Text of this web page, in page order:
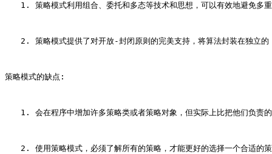
1. 策略模式利用组合、委托和多态等技术和思想，可以有效地避免多重
2. 策略模式提供了对开放-封闭原则的完美支持，将算法封装在独立
策略模式的缺点:
1. 会在程序中增加许多策略类或者策略对象，但实际上比把他们负责
2. 使用策略模式，必须了解所有的策略，才能更好的选择一个合适的